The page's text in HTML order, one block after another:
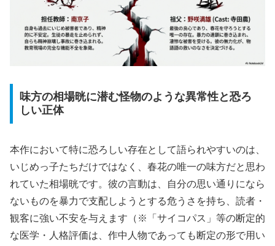
味方の相場晄に潜む怪物のような異常性と恐ろ
しい正体
本作において特に恐ろしい存在として語られやすいのは、
いじめっ子たちだけではなく、春花の唯一の味方だと思わ
れていた相場晄です。彼の言動は、自分の思い通りになら
ないものを暴力で支配しようとする危うさを持ち、読者・
観客に強い不安を与えます（※「サイコパス」等の断定的
な医学・人格評価は、作中人物であっても断定の形で用い